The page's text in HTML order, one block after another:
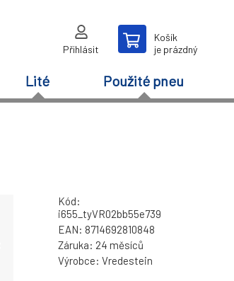
Přihlásit
Košík
je prázdný
Lité Použité pneu
Kód:
i655_tyVR02bb55e739
EAN: 8714692810848
Záruka: 24 měsíců
Výrobce: Vredestein